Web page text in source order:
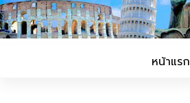
หน้าแรก
ทัวร์ยุโรป
ทัวร์สแกนดิเนเวีย
ภาคอีสาน
ภาคตะวันตก